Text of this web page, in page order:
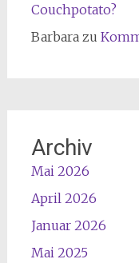
Couchpotato?
Barbarazu
Archiv
Mai 2026
April 2026
Januar 2026
Mai 2025